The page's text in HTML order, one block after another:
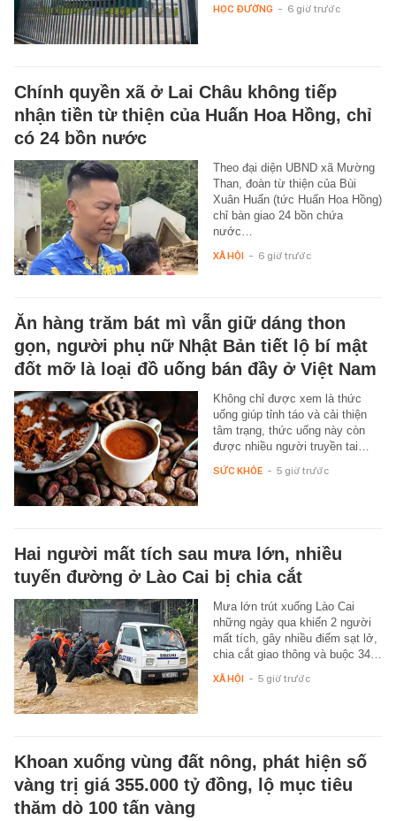
HỌC ĐƯỜNG - 6 giờ trước
Chính quyền xã ở Lai Châu không tiếp
nhận tiền từ thiện của Huấn Hoa Hồng, chỉ
có 24 bồn nước
Theo đại diện UBND xã Mường
Than, đoàn từ thiện của Bùi
Xuân Huấn (tức Huấn Hoa Hồng)
chỉ bàn giao 24 bồn chứa
nước…
XÃ HỘI - 6 giờ trước
Ăn hàng trăm bát mì vẫn giữ dáng thon
gọn, người phụ nữ Nhật Bản tiết lộ bí mật
đốt mỡ là loại đồ uống bán đầy ở Việt Nam
Không chỉ được xem là thức
uống giúp tỉnh táo và cải thiện
tâm trạng, thức uống này còn
được nhiều người truyền tai…
SỨC KHỎE - 5 giờ trước
Hai người mất tích sau mưa lớn, nhiều
tuyến đường ở Lào Cai bị chia cắt
Mưa lớn trút xuống Lào Cai
những ngày qua khiến 2 người
mất tích, gây nhiều điểm sạt lở,
chia cắt giao thông và buộc 34…
XÃ HỘI - 5 giờ trước
Khoan xuống vùng đất nông, phát hiện số
vàng trị giá 355.000 tỷ đồng, lộ mục tiêu
thăm dò 100 tấn vàng